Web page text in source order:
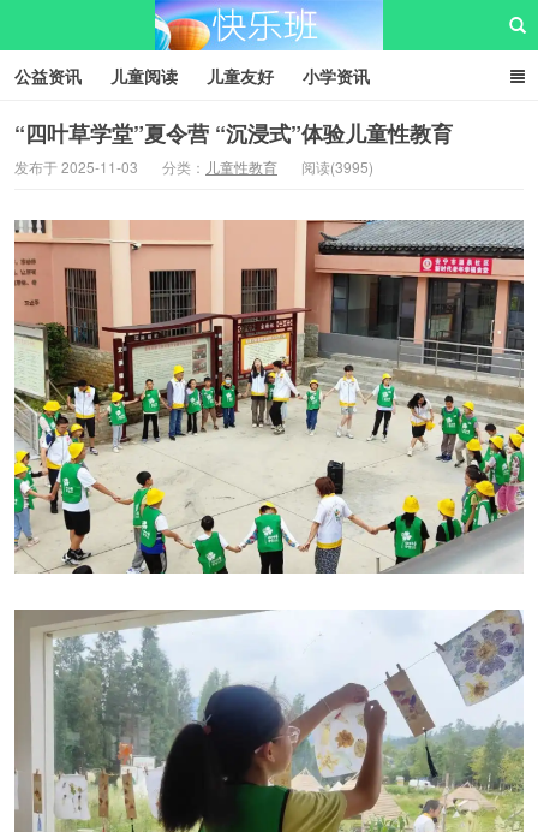
公益资讯 儿童阅读 儿童友好 小学资讯
儿童性教育 公益项目 资源中心 儿童发展交流club
儿童树洞心声 i快乐班
“四叶草学堂”夏令营 “沉浸式”体验儿童性教育
发布于 2025-11-03 分类： 儿童性教育 阅读(3995)